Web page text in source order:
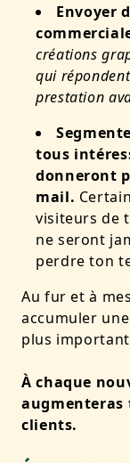
Envoyer
créations
qui
prestation
tous
donneront
mail.
visiteurs de
ne seront
perdre ton
Au fur et à
accumuler
plus
À chaque
augmenteras
clients.